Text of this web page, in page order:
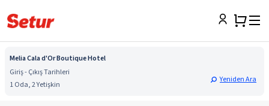
Melia Cala d'Or Boutique Hotel
Giriş - Çıkış Tarihleri
1 Oda, 2 Yetişkin
Yeniden Ara